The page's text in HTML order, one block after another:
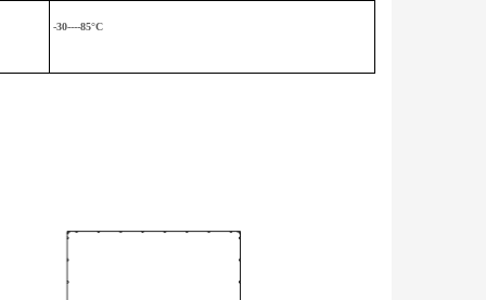
-30----85°C